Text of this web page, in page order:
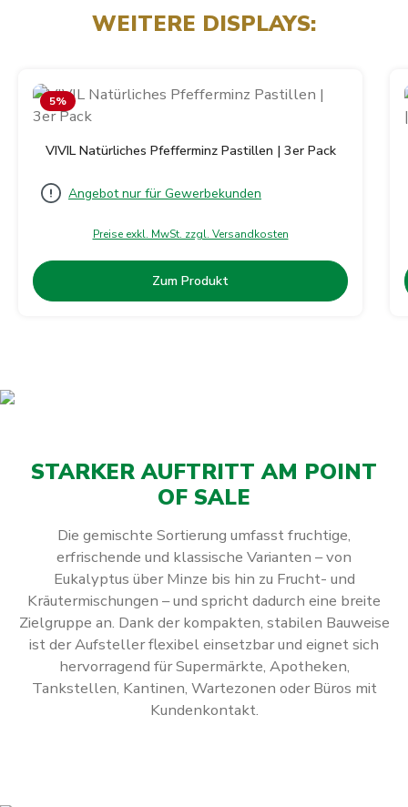
WEITERE DISPLAYS:
Produktgalerie überspringen
5%
VIVIL Natürliches Pfefferminz Pastillen | 3er Pack
Angebot nur für Gewerbekunden
Preise exkl. MwSt. zzgl. Versandkosten
Zum Produkt
STARKER AUFTRITT AM POINT
OF SALE
Die gemischte Sortierung umfasst fruchtige,
erfrischende und klassische Varianten – von
Eukalyptus über Minze bis hin zu Frucht- und
Kräutermischungen – und spricht dadurch eine breite
Zielgruppe an. Dank der kompakten, stabilen Bauweise
ist der Aufsteller flexibel einsetzbar und eignet sich
hervorragend für Supermärkte, Apotheken,
Tankstellen, Kantinen, Wartezonen oder Büros mit
Kundenkontakt.